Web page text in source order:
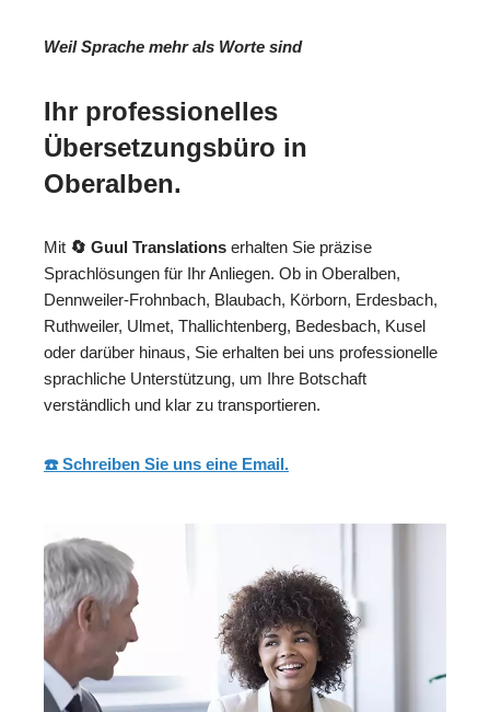
Weil Sprache mehr als Worte sind
Ihr professionelles
Übersetzungsbüro in
Oberalben.
Mit 🔄 Guul Translations erhalten Sie präzise
Sprachlösungen für Ihr Anliegen. Ob in Oberalben,
Dennweiler-Frohnbach, Blaubach, Körborn, Erdesbach,
Ruthweiler, Ulmet, Thallichtenberg, Bedesbach, Kusel
oder darüber hinaus, Sie erhalten bei uns professionelle
sprachliche Unterstützung, um Ihre Botschaft
verständlich und klar zu transportieren.
☎️ Schreiben Sie uns eine Email.